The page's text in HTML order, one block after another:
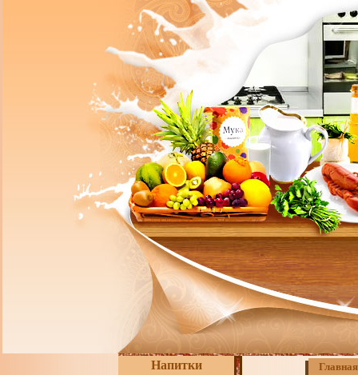
Напитки Главная